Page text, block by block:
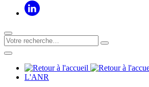
L'ANR